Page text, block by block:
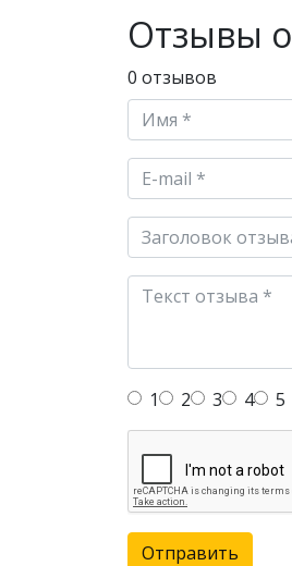
Отзывы
0 отзывов
1 2 3 4 5
Отправить